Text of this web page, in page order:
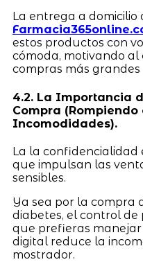
La entrega a domicilio
estos productos con
cómoda, motivando
compras más grandes
4.2. La Importancia
Compra
Incomodidades).
La la confidencialidad
que impulsan las
sensibles.
Ya sea por la compra
diabetes, el control
que prefieras
digital reduce la
mostrador.